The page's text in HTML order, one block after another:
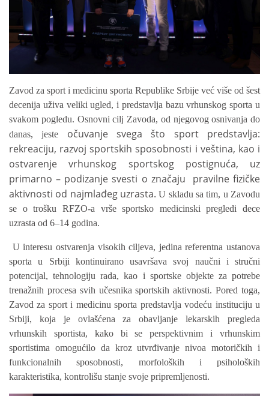
Zavod za sport i medicinu sporta Republike Srbije već više od šest
decenija uživa veliki ugled, i predstavlja bazu vrhunskog sporta u
svakom pogledu. Osnovni cilj Zavoda, od njegovog osnivanja do
danas, jeste očuvanje svega što sport predstavlja:
rekreaciju, razvoj sportskih sposobnosti i veština, kao i
ostvarenje vrhunskog sportskog postignuća, uz
primarno – podizanje svesti o značaju pravilne fizičke
aktivnosti od najmlađeg uzrasta. U skladu sa tim, u Zavodu
se o trošku RFZO-a vrše sportsko medicinski pregledi dece
uzrasta od 6–14 godina.
U interesu ostvarenja visokih ciljeva, jedina referentna ustanova
sporta u Srbiji kontinuirano usavršava svoj naučni i stručni
potencijal, tehnologiju rada, kao i sportske objekte za potrebe
trenažnih procesa svih učesnika sportskih aktivnosti.Pored toga,
Zavod za sport i medicinu sporta predstavlja vodeću instituciju u
Srbiji, koja je ovlašćena za obavljanje lekarskih
pregleda
vrhunskih
sportista, kako bi seperspektivnim i vrhunskim
sportistima omogućiloda kroz utvrđivanje nivoa motoričkih i
funkcionalnih sposobnosti, morfoloških i psiholoških
karakteristika, kontrolišu stanje svoje pripremljenosti.